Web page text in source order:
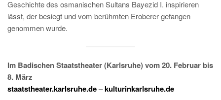
Geschichte des osmanischen Sultans Bayezid I. inspirieren
lässt, der besiegt und vom berühmten Eroberer gefangen
genommen wurde.
Im Badischen Staatstheater (Karlsruhe) vom 20. Februar bis
8. März
staatstheater.karlsruhe.de–kulturinkarlsruhe.de